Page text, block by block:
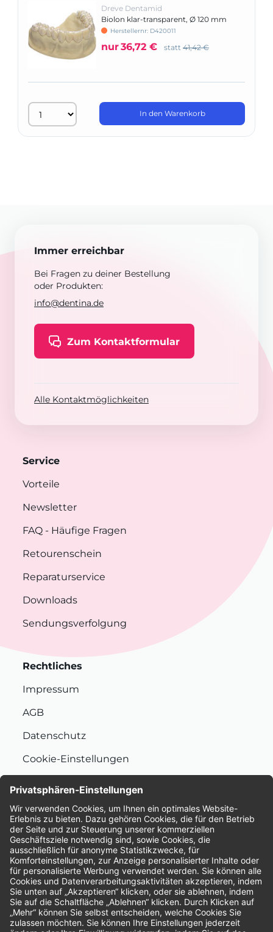
Dreve Dentamid
Biolon klar-transparent, Ø 120 mm
(rund)
Herstellernr: D420011
nur36,72 € statt 41,42 €
In den Warenkorb
Immer erreichbar
Bei Fragen zu deiner Bestellung
oder Produkten:
info@dentina.de
Zum Kontaktformular
Alle Kontaktmöglichkeiten
Service
Vorteile
Newsletter
FAQ - Häufige Fragen
Retourenschein
Reparaturservice
Downloads
Sendungsverfolgung
Rechtliches
Impressum
AGB
Datenschutz
Cookie-Einstellungen
Bewertungen